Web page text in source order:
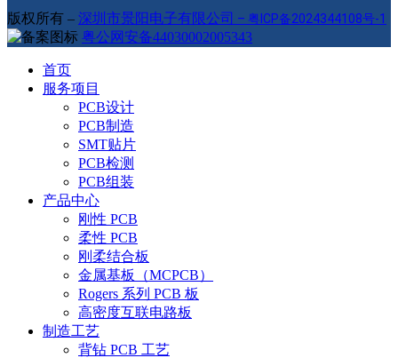
版权所有 – 深圳市景阳电子有限公司 – 粤ICP备2024344108号-1
粤公网安备44030002005343
首页
服务项目
PCB设计
PCB制造
SMT贴片
PCB检测
PCB组装
产品中心
刚性 PCB
柔性 PCB
刚柔结合板
金属基板（MCPCB）
Rogers 系列 PCB 板
高密度互联电路板
制造工艺
背钻 PCB 工艺